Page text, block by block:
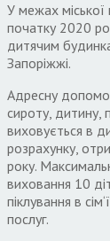
У межах
початку 2020
дитячим
Запоріжжі.
Адресну
сироту, дитину,
виховується в
розрахунку,
року.
виховання 10
піклування в сім‘ї
послуг.